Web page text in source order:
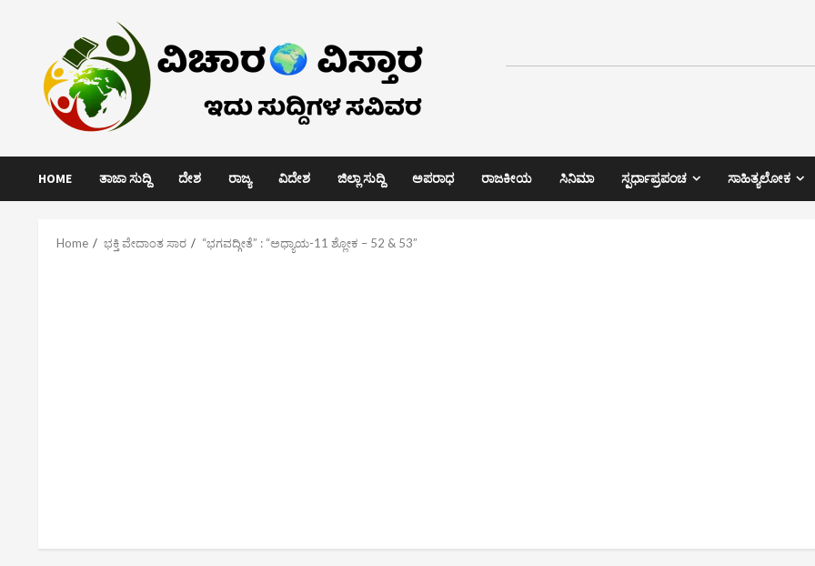
HOME ತಾಜಾ ಸುದ್ದಿ ದೇಶ ರಾಜ್ಯ ವಿದೇಶ ಜಿಲ್ಲಾ ಸುದ್ದಿ ಅಪರಾಧ ರಾಜಕೀಯ ಸಿನಿಮಾ ಸ್ಪರ್ಧಾಪ್ರಪಂಚ ಸಾಹಿತ್ಯಲೋಕ
Home ಭಕ್ತಿ ವೇದಾಂತ ಸಾರ “ಭಗವದ್ಗೀತೆ” : “ಅಧ್ಯಾಯ-11 ಶ್ಲೋಕ – 52 & 53”